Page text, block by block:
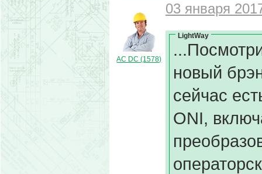
AC DC (1578)
03 января
LightWay
новый
сейчас
ONI,